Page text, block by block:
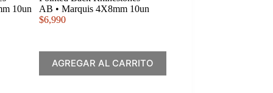
10un
AB • Marquis 4X8mm 10un
$6,990
AGREGAR AL CARRITO